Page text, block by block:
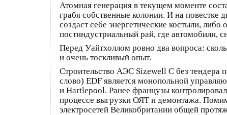
Атомная генерация в текущем моменте
грабя собственные колонии. И на повестке
создаст себе энергетические костыли,
постиндустриальный рай, где автомобили,
Перед Уайтхоллом ровно два вопроса:
и очень тоскливый опыт.
Строительство АЭС Sizewell C без тендера
слово) EDF является монопольной
и Hartlepool. Ранее французы
процессе выгрузки ОЯТ и демонтажа.
электросетей Великобритании общей